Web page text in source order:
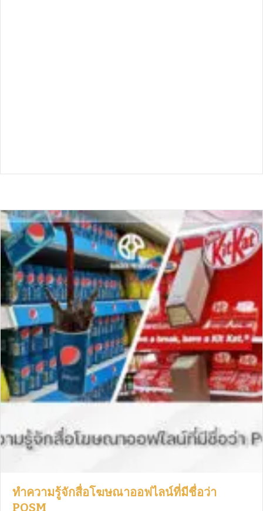
ทำความรู้จักสื่อโฆษณาออฟไลน์ที่มีชื่อว่า
POSM